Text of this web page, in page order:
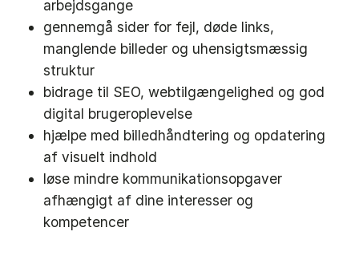
arbejdsgange
gennemgå sider for fejl, døde links,
manglende billeder og uhensigtsmæssig
struktur
bidrage til SEO, webtilgængelighed og god
digital brugeroplevelse
hjælpe med billedhåndtering og opdatering
af visuelt indhold
løse mindre kommunikationsopgaver
afhængigt af dine interesser og
kompetencer